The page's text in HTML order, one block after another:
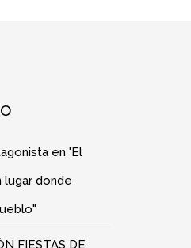
en 'El
lugar donde
FIESTAS DE